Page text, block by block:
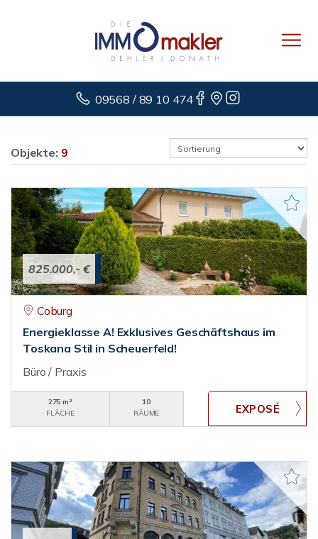
09568 / 89 10 474
Objekte: 9
825.000,- €
Coburg
Energieklasse A! Exklusives Geschäftshaus im
Toskana Stil in Scheuerfeld!
Büro / Praxis
275 m²
FLÄCHE
10
RÄUME